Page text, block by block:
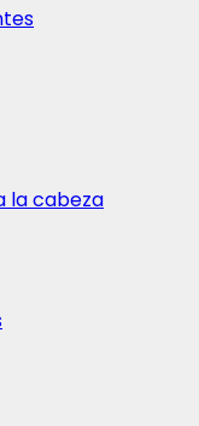
la cabeza